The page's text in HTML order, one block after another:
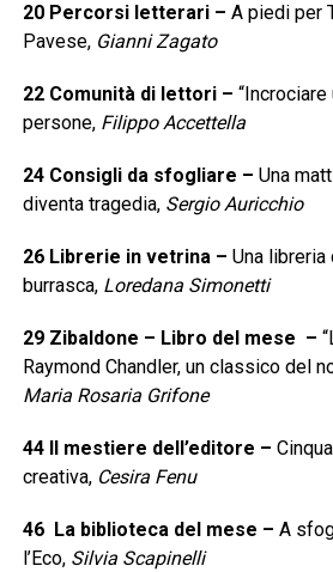
20 Percorsi letterari– A piedi per
Pavese, Gianni Zagato
22 Comunità di lettori–
persone, Filippo Accettella
24 Consigli da sfogliare – Una
diventa tragedia, Sergio Auricchio
26 Librerie in vetrina– Una libreria
burrasca, Loredana Simonetti
29 Zibaldone – Libro del mese –
Raymond Chandler, un classico del
Maria Rosaria Grifone
44 Il mestiere dell’editore –
creativa, Cesira Fenu
46 La biblioteca del mese – A
l’Eco, Silvia Scapinelli